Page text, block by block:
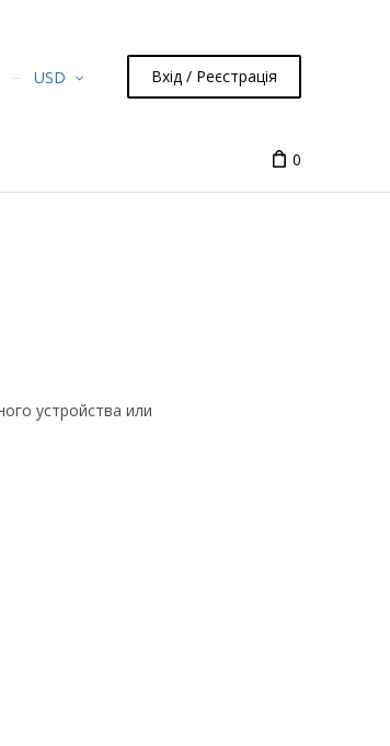
USD Вхід / Реєстрація
0
устройства или